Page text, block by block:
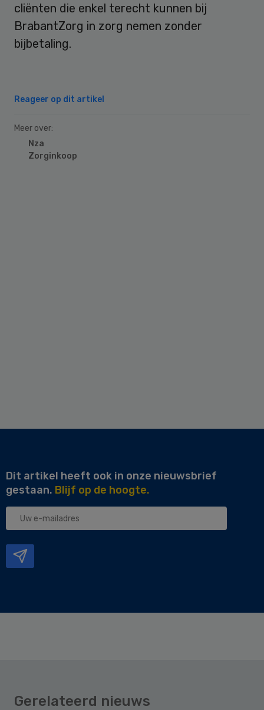
cliënten die enkel terecht kunnen bij
BrabantZorg in zorg nemen zonder
bijbetaling.
Reageer op dit artikel
Meer over:
Nza
Zorginkoop
Dit artikel heeft ook in onze nieuwsbrief
gestaan. Blijf op de hoogte.
Uw
Gerelateerd nieuws